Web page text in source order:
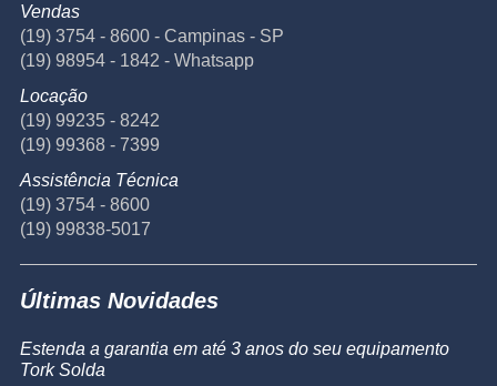
Vendas
(19) 3754 - 8600 - Campinas - SP
(19) 98954 - 1842 - Whatsapp
Locação
(19) 99235 - 8242
(19) 99368 - 7399
Assistência Técnica
(19) 3754 - 8600
(19) 99838-5017
Últimas Novidades
Estenda a garantia em até 3 anos do seu equipamento
Tork Solda